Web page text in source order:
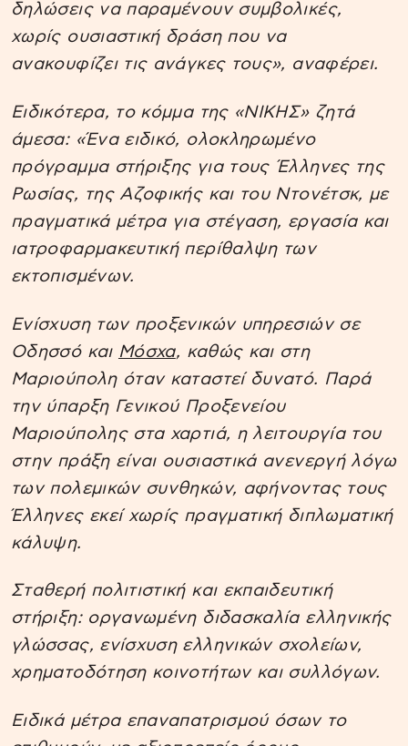
δηλώσεις να παραμένουν συμβολικές,
χωρίς ουσιαστική δράση που να
ανακουφίζει τις ανάγκες τους», αναφέρει.
Ειδικότερα, το κόμμα της «ΝΙΚΗΣ» ζητά
άμεσα: «Ένα ειδικό, ολοκληρωμένο
πρόγραμμα στήριξης για τους Έλληνες της
Ρωσίας, της Αζοφικής και του Ντονέτσκ, με
πραγματικά μέτρα για στέγαση, εργασία και
ιατροφαρμακευτική περίθαλψη των
εκτοπισμένων.
Ενίσχυση των προξενικών υπηρεσιών σε
Οδησσό και Μόσχα, καθώς και στη
Μαριούπολη όταν καταστεί δυνατό. Παρά
την ύπαρξη Γενικού Προξενείου
Μαριούπολης στα χαρτιά, η λειτουργία του
στην πράξη είναι ουσιαστικά ανενεργή λόγω
των πολεμικών συνθηκών, αφήνοντας τους
Έλληνες εκεί χωρίς πραγματική διπλωματική
κάλυψη.
Σταθερή πολιτιστική και εκπαιδευτική
στήριξη: οργανωμένη διδασκαλία ελληνικής
γλώσσας, ενίσχυση ελληνικών σχολείων,
χρηματοδότηση κοινοτήτων και συλλόγων.
Ειδικά μέτρα επαναπατρισμού όσων το